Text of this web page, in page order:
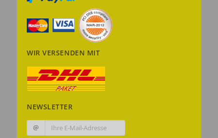
WIR VERSENDEN MIT
NEWSLETTER
@